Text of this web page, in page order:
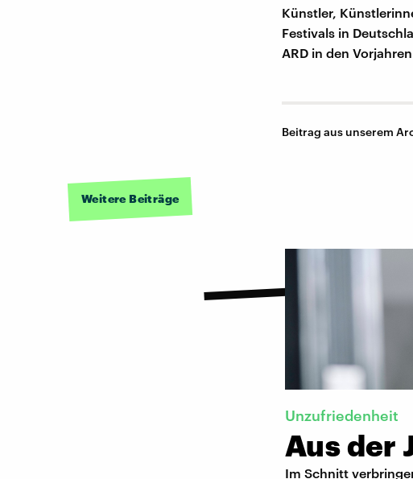
Künstler,
Festivals in
ARD in den
Beitrag aus unserem
Weitere Beiträge
Unzufriedenheit
Aus der
Im Schnitt